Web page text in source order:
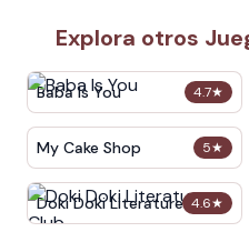
Explora otros
4.7★
Baba Is You
5★
My Cake Shop
4.6★
Doki Doki Literature Club